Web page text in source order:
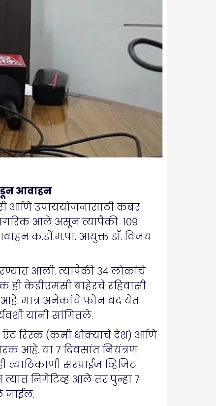
आवाहन
आणि उपाययोजनांसाठी कंबर
आले असून त्यापैकी १०९
क.डों.म.पा. आयुक्त डॉ. विजय
आली. त्यापैकी ३४ लोकांचे
ही केडीएमसी बाहेरचे रहिवासी
आहे. मात्र अनेकांचे फोन बंद येत
यांनी सांगितले.
ऍट रिस्क (कमी धोक्याचे देश) आणि
आहे. या ७ दिवसांत नियंत्रण
सरप्राईज व्हिजिट
निगेटिव्ह आले तर पुन्हा ७
जाईल.